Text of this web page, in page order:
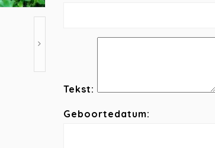
Tekst:
Geboortedatum: